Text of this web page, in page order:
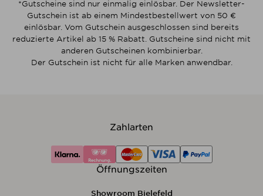
*Gutscheine sind nur einmalig einlösbar. Der Newsletter-
Gutschein ist ab einem Mindestbestellwert von 50 €
einlösbar. Vom Gutschein ausgeschlossen sind bereits
reduzierte Artikel ab 15 % Rabatt. Gutscheine sind nicht mit
anderen Gutscheinen kombinierbar.
Der Gutschein ist nicht für alle Marken anwendbar.
Zahlarten
Öffnungszeiten
Showroom Bielefeld